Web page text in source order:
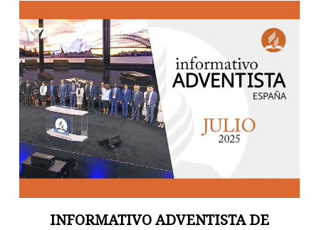
INFORMATIVO ADVENTISTA DE